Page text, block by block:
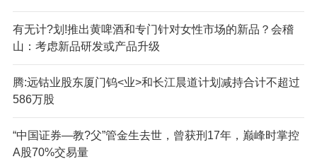
有无计?划!推出黄啤酒和专门针对女性市场的新品？会稽
山：考虑新品研发或产品升级
腾:远钴业股东厦门钨<业>和长江晨道计划减持合计不超过
586万股
“中国证券—教?父”管金生去世，曾获刑17年，巅峰时掌控
A股70%交易量